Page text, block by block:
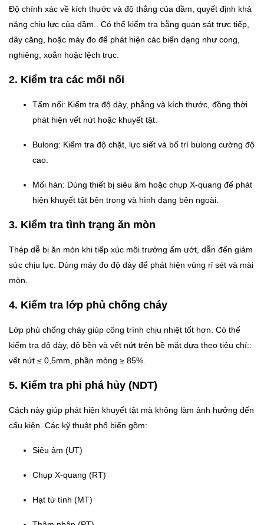
Độ chính xác về kích thước và độ thẳng của dầm, quyết định khả
năng chịu lực của dầm.. Có thể kiểm tra bằng quan sát trực tiếp,
dây căng, hoặc máy đo để phát hiện các biến dạng như cong,
nghiêng, xoắn hoặc lệch trục.
2. Kiểm tra các mối nối
Tấm nối: Kiểm tra độ dày, phẳng và kích thước, đồng thời
phát hiện vết nứt hoặc khuyết tật.
Bulong: Kiểm tra độ chặt, lực siết và bố trí bulong cường độ
cao.
Mối hàn: Dùng thiết bị siêu âm hoặc chụp X-quang để phát
hiện khuyết tật bên trong và hình dạng bên ngoài.
3. Kiểm tra tình trạng ăn mòn
Thép dễ bị ăn mòn khi tiếp xúc môi trường ẩm ướt, dẫn đến giảm
sức chịu lực. Dùng máy đo độ dày để phát hiện vùng rỉ sét và mài
mòn.
4. Kiểm tra lớp phủ chống cháy
Lớp phủ chống cháy giúp công trình chịu nhiệt tốt hơn. Có thể
kiểm tra độ dày, độ bền và vết nứt trên bề mặt dựa theo tiêu chí::
vết nứt ≤ 0,5mm, phần mỏng ≥ 85%.
5. Kiểm tra phi phá hủy (NDT)
Cách này giúp phát hiện khuyết tật mà không làm ảnh hưởng đến
cấu kiện. Các kỹ thuật phổ biến gồm:
Siêu âm (UT)
Chụp X-quang (RT)
Hạt từ tính (MT)